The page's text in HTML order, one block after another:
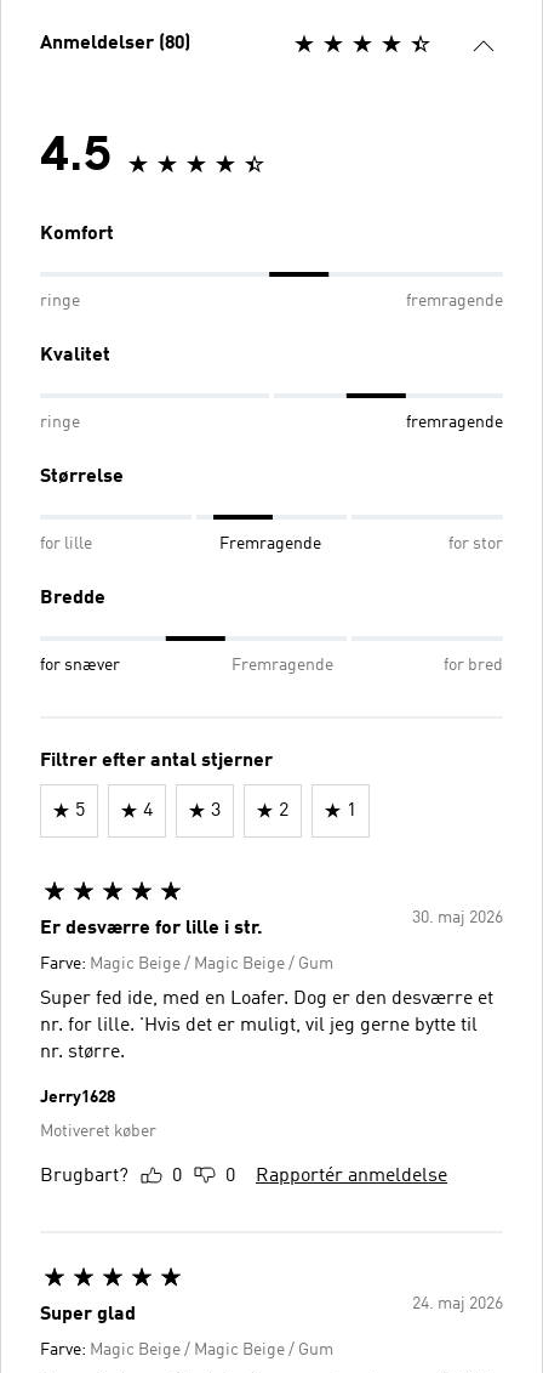
Anmeldelser (80)
4.5
Komfort
ringe fremragende
Kvalitet
ringe fremragende
Størrelse
for lille Fremragende for stor
Bredde
for snæver Fremragende for bred
Filtrer efter antal stjerner
5 4 3 2 1
30. maj 2026
Er desværre for lille i str.
Farve: Magic Beige / Magic Beige / Gum
Super fed ide, med en Loafer. Dog er den desværre et
nr. for lille. 'Hvis det er muligt, vil jeg gerne bytte til
nr. større.
Jerry1628
Motiveret køber
Brugbart? 0 0 Rapportér anmeldelse
24. maj 2026
Super glad
Farve: Magic Beige / Magic Beige / Gum